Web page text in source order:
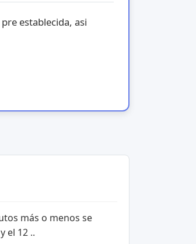
establecida, asi
más o menos se
el 12 ..